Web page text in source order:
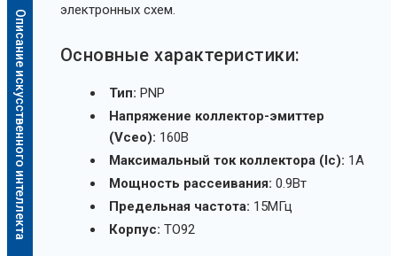
Описание искусственного интеллекта
электронных схем.
Основные характеристики:
Тип: PNP
Напряжение коллектор-эмиттер
(Vceo): 160В
Максимальный ток коллектора (Ic): 1А
Мощность рассеивания: 0.9Вт
Предельная частота: 15МГц
Корпус: TO92